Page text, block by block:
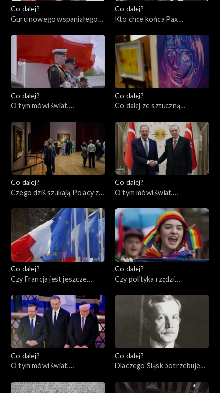
Co dalej?
Guru nowego wspaniałego
człowieczeństwa?,
Co dalej?
Kto chce końca Pax
09.05.2023
Co dalej?
O tym mówi świat,
Co dalej?
Co dalej ze sztuczną
Co dalej?
Czego dziś szukają Polacy za
Co dalej?
O tym mówi świat,
Co dalej?
Czy Francja jest jeszcze
Co dalej?
Czy polityka rządzi
Co dalej?
O tym mówi świat,
Co dalej?
Dlaczego Śląsk potrzebuje